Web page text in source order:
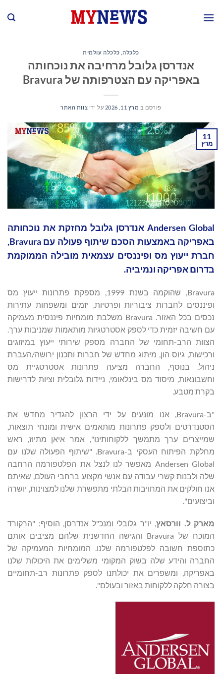
כלכלה, כלכלה עולמית
אנדרסן גלובל מרחיבה את נוכחותה
באפריקה עם הצטרפותה של Bravura
פורסם ב מרץ 11, 2026 על ידי צוות האתר
11
מרץ
Andersen Global אנדרסן גלובל מחזקת את נוכחותה
באפריקה באמצעות הסכם שיתוף פעולה עם Bravura,
חברת ייעוץ מס ופיננסים עצמאית מובילה הממוקמת
בדרום אפריקה ונמיביה.
Bravura, שהוקמה בשנת 1999, מספקת פתרונות ייעוץ מס
ופיננסים לחברות ציבוריות ופרטיות, יזמים ומשפחות עתירות
נכסים בכל האזור. Bravura משלבת מומחיות פיננסית מעמיקה
עם חשיבה יזמית כדי לספק אסטרטגיות מותאמות שמניבות ערך.
הצוות הרב-תחומי של החברה מספק שירותי ייעוץ במיזוגים
ורכישות, גיוס הון, מיתוג מחדש של חברות ותכנון ירושה/העברת
ניהול. בנוסף, החברה מציעה פתרונות אסטרטגיית מס
וחשבונאות, מיסוד מס בינלאומי, ניידות גלובלית וציות לדרישות
בקרת מטבע.
"ב-Bravura, אנו מונעים על ידי הרצון להגדיר מחדש את
הסטנדרטים ולספק פתרונות מותאמים אישית ומונחי תוצאות,
שמייצרים ערך מתמשך ללקוחותינו", אמר איאן מתיוז, ראש
מחלקת הפיתוח העסקי ב-Bravura. "שיתוף הפעולה שלנו עם
Andersen Global מאפשר לנו לנצל את הפלטפורמה הרחבה
שלה ולבנות קשרי עבודה עם אנשי מקצוע ברחבי העולם, שאיתם
אנו חולקים את המחויבות הבלתי מתפשרת שלנו למצוינות, יושרה
וביצועים".
מארק ל. וורסאץ, יו"ר גלובלי ומנכ"ל אנדרסן, הוסיף: "הרקורד
המוכח של Bravura והגישה החדשנית שלהם מציבים אותם
כתוספת חשובה לפלטפורמה שלנו. המומחיות המעמיקה של
החברה והידע שלה בשוק המקומי משלימים את היכולות שלנו
באפריקה, ומשפרים את יכולתנו לספק פתרונות רב-תחומיים
בצורה חלקה ללקוחות באזור ובעולם".